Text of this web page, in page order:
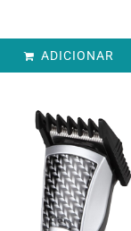
ADICIONAR